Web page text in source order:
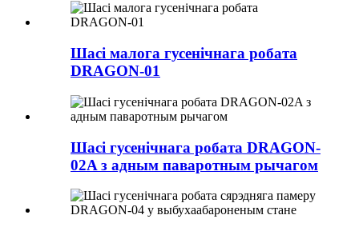
Шасі малога гусенічнага робата
DRAGON-01
Шасі гусенічнага робата DRAGON-
02A з адным паваротным рычагом